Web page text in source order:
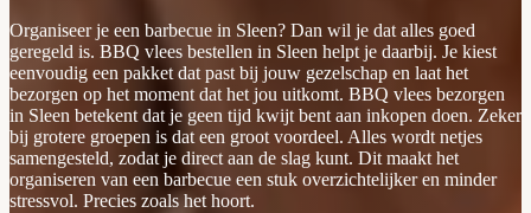
Organiseer je een barbecue in Sleen? Dan wil je dat alles goed
geregeld is. BBQ vlees bestellen in Sleen helpt je daarbij. Je kiest
eenvoudig een pakket dat past bij jouw gezelschap en laat het
bezorgen op het moment dat het jou uitkomt. BBQ vlees bezorgen
in Sleen betekent dat je geen tijd kwijt bent aan inkopen doen. Zeker
bij grotere groepen is dat een groot voordeel. Alles wordt netjes
samengesteld, zodat je direct aan de slag kunt. Dit maakt het
organiseren van een barbecue een stuk overzichtelijker en minder
stressvol. Precies zoals het hoort.